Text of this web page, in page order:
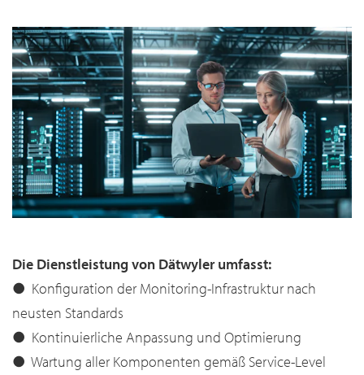
Die Dienstleistung von Dätwyler umfasst:
● Konfiguration der Monitoring-Infrastruktur nach
neusten Standards
● Kontinuierliche Anpassung und Optimierung
● Wartung aller Komponenten gemäß Service-Level